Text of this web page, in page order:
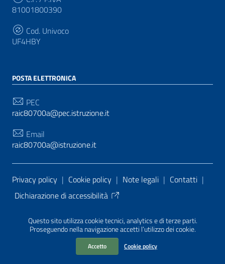
Questo sito utilizza cookie tecnici, analytics e di terze parti.
Proseguendo nella navigazione accetti l’utilizzo dei cookie.
Accetto Cookie policy
81001800390
Cod. Univoco
UF4HBY
POSTA ELETTRONICA
PEC
raic80700a@pec.istruzione.it
Email
raic80700a@istruzione.it
Sezione Link Utili
Privacy policy | Cookie policy | Note legali | Contatti |
Dichiarazione di accessibilità
PA di AgID
| Realizzato con WordPress
da